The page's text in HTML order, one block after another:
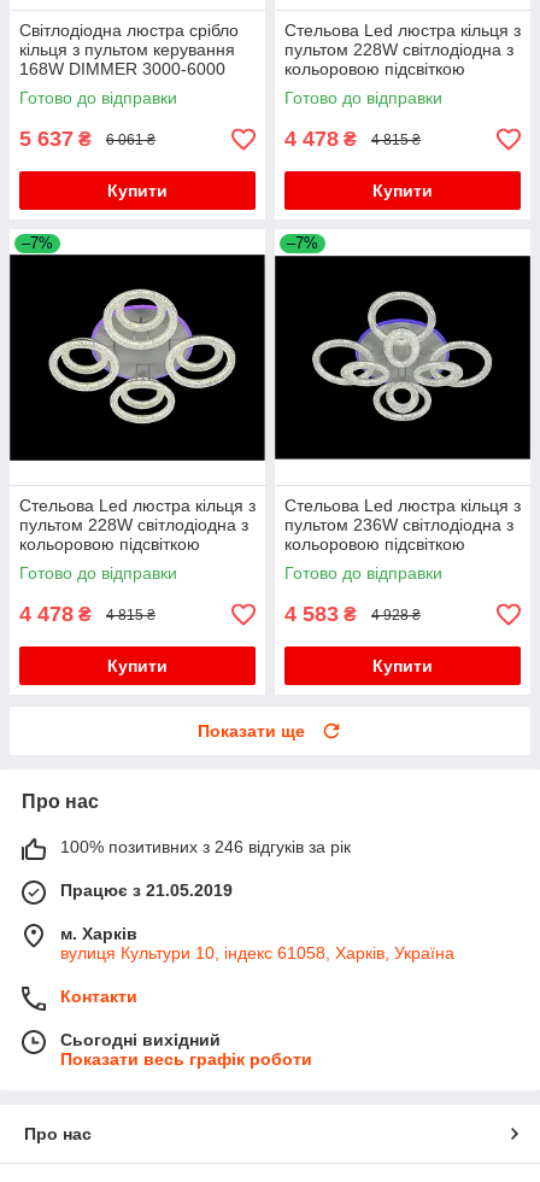
Світлодіодна люстра срібло
кільця з пультом керування
168W DIMMER 3000-6000
H130*L600*W550
Готово до відправки
5 637 ₴ 6 061 ₴
Купити
Стельова Led люстра кільця з
пультом 228W світлодіодна з
кольоровою підсвіткою
Готово до відправки
4 478 ₴ 4 815 ₴
Купити
–7%
Стельова Led люстра кільця з
пультом 228W світлодіодна з
кольоровою підсвіткою
Готово до відправки
4 478 ₴ 4 815 ₴
Купити
–7%
Стельова Led люстра кільця з
пультом 236W світлодіодна з
кольоровою підсвіткою
Готово до відправки
4 583 ₴ 4 928 ₴
Купити
Показати ще
Про нас
100% позитивних з 246 відгуків за рік
Працює з 21.05.2019
м. Харків
вулиця Культури 10, індекс 61058, Харків, Україна
Контакти
Сьогодні вихідний
Показати весь графік роботи
Про нас